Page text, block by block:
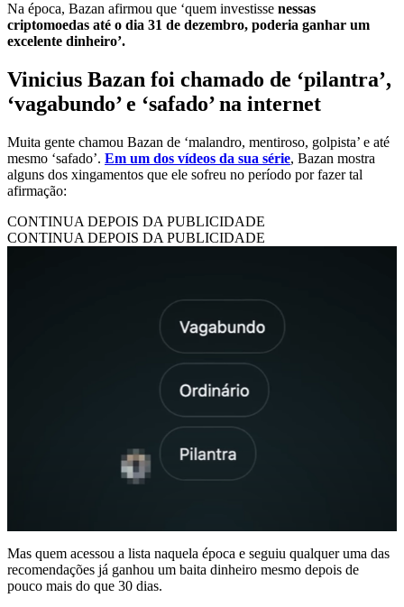
Na época, Bazan afirmou que ‘quem investisse nessas
criptomoedas até o dia 31 de dezembro, poderia ganhar um
excelente dinheiro’.
Vinicius Bazan foi chamado de ‘pilantra’,
‘vagabundo’ e ‘safado’ na internet
Muita gente chamou Bazan de ‘malandro, mentiroso, golpista’ e até
mesmo ‘safado’. Em um dos vídeos da sua série, Bazan mostra
alguns dos xingamentos que ele sofreu no período por fazer tal
afirmação:
CONTINUA DEPOIS DA PUBLICIDADE
CONTINUA DEPOIS DA PUBLICIDADE
Mas quem acessou a lista naquela época e seguiu qualquer uma das
recomendações já ganhou um baita dinheiro mesmo depois de
pouco mais do que 30 dias.